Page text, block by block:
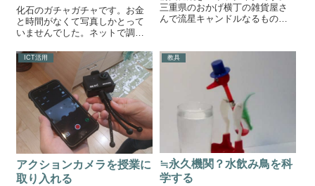
化石のガチャガチャです。お金
と時間がなくて写真しかとって
いませんでした。ネットで調べ
でてきませんでした。他の化石
標本ガチャの情報は出てきたん
ですが・・・なぜ？情報があれ
ばコメントください。・・・気
になる・・・。科...
三重県のおかげ横丁の雑貨屋さ
んで流星キャンドルなるものを
が、どの辺が流星なのか聞くと
「中にラメが入っていて、ロウ
ソクの火でロウが溶けていき、
ラメが燃えることで...
ICT活用
アクションカメラを授業に
取り入れる
教具
≒永久機関？水飲み鳥を科
学する